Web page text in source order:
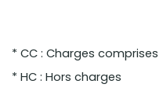
* CC : Charges comprises
* HC : Hors charges